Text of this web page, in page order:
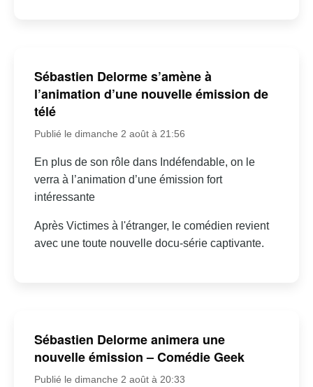
Sébastien Delorme s’amène à
l’animation d’une nouvelle émission de
télé
Publié le dimanche 2 août à 21:56
En plus de son rôle dans Indéfendable, on le
verra à l’animation d’une émission fort
intéressante
Après Victimes à l'étranger, le comédien revient
avec une toute nouvelle docu-série captivante.
Sébastien Delorme animera une
nouvelle émission – Comédie Geek
Publié le dimanche 2 août à 20:33